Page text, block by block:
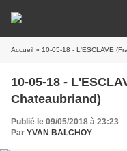
Accueil » 10-05-18 - L'ESCLAVE
10-05-18 -
Chateaubriand)
Publié le 09/05/2018 à 23:23
Par YVAN BALCHOY